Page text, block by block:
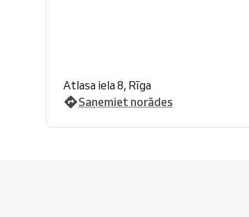
Atlasa iela 8, Rīga
Saņemiet norādes